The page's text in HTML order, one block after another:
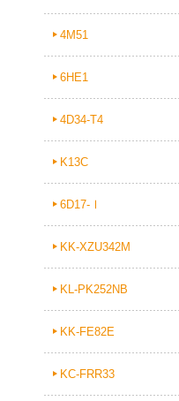
4M51
6HE1
4D34-T4
K13C
6D17-Ⅰ
KK-XZU342M
KL-PK252NB
KK-FE82E
KC-FRR33